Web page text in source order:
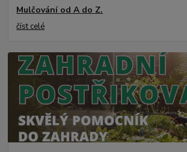
Mulčování od A do Z.
číst celé